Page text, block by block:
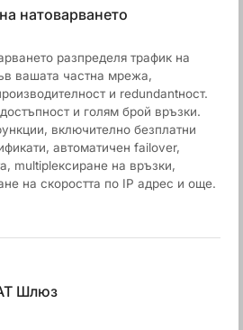
натоварването
разпределя трафик на
вашата частна мрежа,
и redundantност.
и голям брой връзки.
включително безплатни
автоматичен failover,
multiplексиране на връзки,
на скоростта по IP адрес и още.
Шлюз